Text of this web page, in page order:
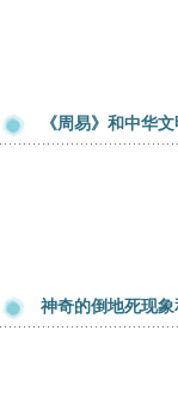
《周易》和中华
神奇的倒地死现